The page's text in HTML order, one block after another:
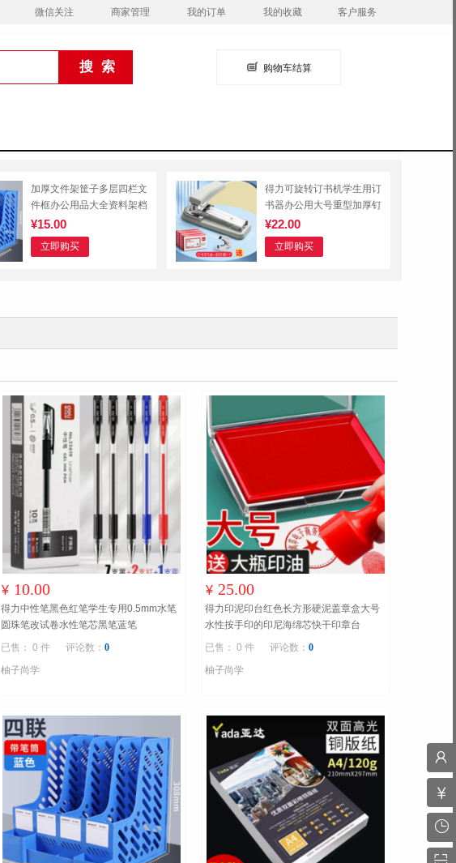
微信关注 商家管理 我的订单 我的收藏 客户服务
购物车结算
加厚文件架筐子多层四栏文
件框办公用品大全资料架档
案文件夹收纳盒置物架学生
用书架简易桌上书立桌面文
具
¥15.00
立即购买
得力可旋转订书机学生用订
书器办公用大号重型加厚钉
书机
¥22.00
立即购买
¥ 10.00
得力中性笔黑色红笔学生专用0.5mm水笔
圆珠笔改试卷水性笔芯黑笔蓝笔
已售： 0 件
评论数： 0
柚子尚学
¥ 25.00
得力印泥印台红色长方形硬泥盖章盒大号
水性按手印的印尼海绵芯快干印章台
已售： 0 件
评论数：0
柚子尚学